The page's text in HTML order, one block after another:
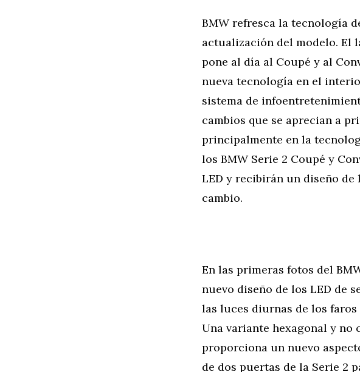
BMW refresca la tecnología
actualización del modelo. El
pone al día al Coupé y al
nueva tecnología en el
sistema de
cambios que se aprecian a
principalmente en la
los BMW Serie 2 Coupé y
LED y recibirán un diseño
cambio.
En las primeras fotos del
nuevo diseño de los LED de
las luces diurnas de los
Una variante hexagonal y no
proporciona un nuevo
de dos puertas de la Serie 2